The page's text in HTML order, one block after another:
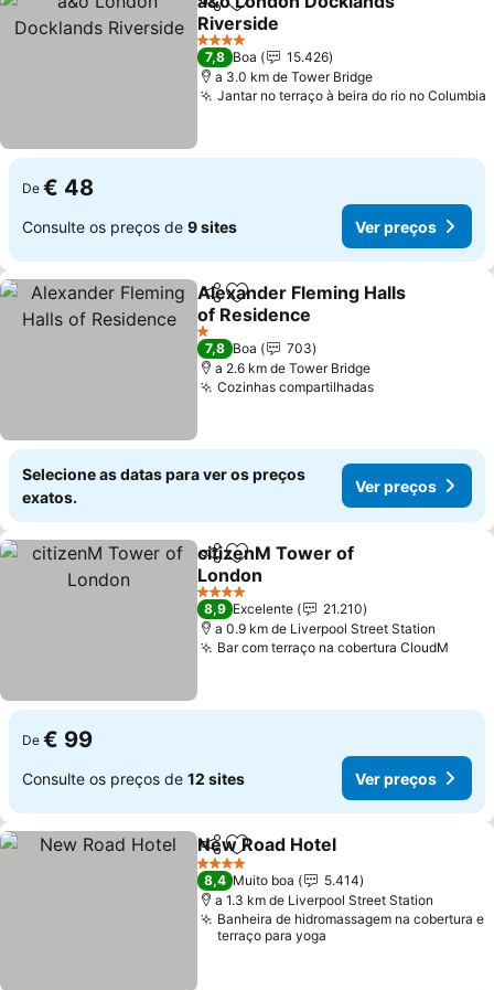
PartilharAdicionar aos favoritos
Riverside
Ver preços
4 Estrelas
7,8 Boa
15.426
a 3.0 km de Tower Bridge
Jantar no terraço à beira do rio no Columbia
De € 48
Consulte os preços de 9 sites Ver preços
PartilharAdicionar aos favoritos
Alexander Fleming Halls
of Residence
Ver preços
1 Estrelas
7,8 Boa
703
a 2.6 km de Tower Bridge
Cozinhas compartilhadasVer preços
Selecione as datas para ver os preços
exatos.
Ver preços
PartilharAdicionar aos favoritos
citizenM Tower of
London
Ver preços
4 Estrelas
8,9 Excelente
21.210
a 0.9 km de Liverpool Street Station
Bar com terraço na cobertura CloudM
De € 99
Consulte os preços de 12 sites Ver preços
PartilharAdicionar aos favoritos
New Road Hotel
4 Estrelas
8,4 Muito boa
5.414
a 1.3 km de Liverpool Street Station
Banheira de hidromassagem na cobertura e
terraço para yoga